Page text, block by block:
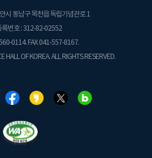
시 동남구 목천읍 독립기념관로 1
록번호 : 312-82-02552
0114. FAX 041-557-8167.
OF KOREA. ALL RIGHTS RESERVED.